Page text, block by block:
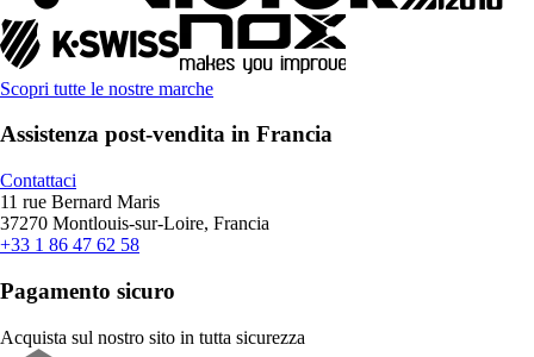
Scopri tutte le nostre marche
Assistenza post-vendita in Francia
Contattaci
11 rue Bernard Maris
37270 Montlouis-sur-Loire, Francia
+33 1 86 47 62 58
Pagamento sicuro
Acquista sul nostro sito in tutta sicurezza